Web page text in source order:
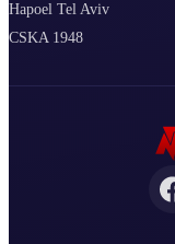
Hapoel Tel Aviv
CSKA 1948